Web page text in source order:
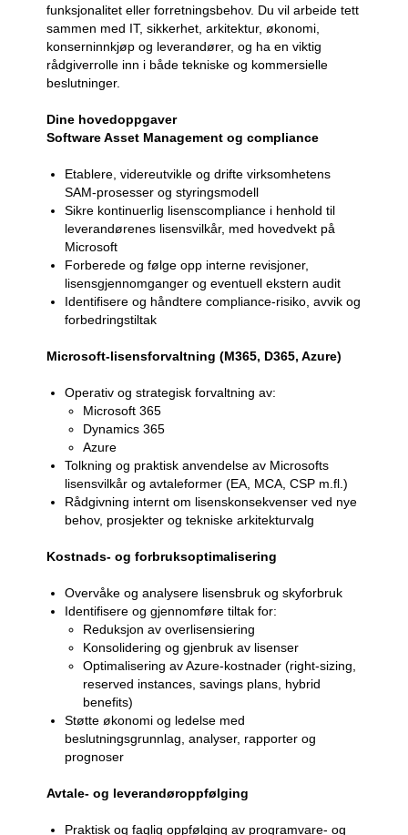
funksjonalitet eller forretningsbehov. Du vil arbeide tett
sammen med IT, sikkerhet, arkitektur, økonomi,
konserninnkjøp og leverandører, og ha en viktig
rådgiverrolle inn i både tekniske og kommersielle
beslutninger.
Dine hovedoppgaver
Software Asset Management og compliance
Etablere, videreutvikle og drifte virksomhetens
SAM-prosesser og styringsmodell
Sikre kontinuerlig lisenscompliance i henhold til
leverandørenes lisensvilkår, med hovedvekt på
Microsoft
Forberede og følge opp interne revisjoner,
lisensgjennomganger og eventuell ekstern audit
Identifisere og håndtere compliance-risiko, avvik og
forbedringstiltak
Microsoft-lisensforvaltning (M365, D365, Azure)
Operativ og strategisk forvaltning av:
Microsoft 365
Dynamics 365
Azure
Tolkning og praktisk anvendelse av Microsofts
lisensvilkår og avtaleformer (EA, MCA, CSP m.fl.)
Rådgivning internt om lisenskonsekvenser ved nye
behov, prosjekter og tekniske arkitekturvalg
Kostnads- og forbruksoptimalisering
Overvåke og analysere lisensbruk og skyforbruk
Identifisere og gjennomføre tiltak for:
Reduksjon av overlisensiering
Konsolidering og gjenbruk av lisenser
Optimalisering av Azure-kostnader (right-sizing,
reserved instances, savings plans, hybrid
benefits)
Støtte økonomi og ledelse med
beslutningsgrunnlag, analyser, rapporter og
prognoser
Avtale- og leverandøroppfølging
Praktisk og faglig oppfølging av programvare- og